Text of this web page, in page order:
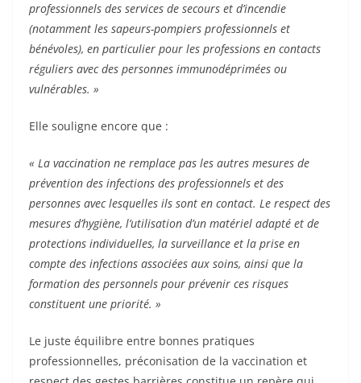
professionnels des services de secours et d’incendie
(notamment les sapeurs-pompiers professionnels et
bénévoles), en particulier pour les professions en contacts
réguliers avec des personnes immunodéprimées ou
vulnérables. »
Elle souligne encore que :
« La vaccination ne remplace pas les autres mesures de
prévention des infections des professionnels et des
personnes avec lesquelles ils sont en contact. Le respect des
mesures d’hygiène, l’utilisation d’un matériel adapté et de
protections individuelles, la surveillance et la prise en
compte des infections associées aux soins, ainsi que la
formation des personnels pour prévenir ces risques
constituent une priorité. »
Le juste équilibre entre bonnes pratiques
professionnelles, préconisation de la vaccination et